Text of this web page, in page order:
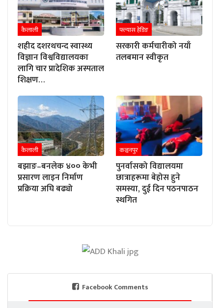
कैलाली
शहीद दशरथचन्द स्वास्थ्य
विज्ञान विश्वविद्यालयका
लागि चार प्रादेशिक अस्पताल
शिक्षण…
फ्ल्यास हेडिङ
सरकारी कर्मचारीको नयाँ
तलबमान स्वीकृत
कैलाली
बझाङ–बनलेक ४०० केभी
प्रसारण लाइन निर्माण
प्रक्रिया अघि बढ्यो
कञ्चनपुर
पुनर्वासको विद्यालयमा
छात्राहरूमा बेहोस हुने
समस्या, दुई दिन पठनपाठन
स्थगित
Facebook Comments